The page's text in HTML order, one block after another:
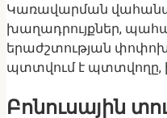
Կառավարման
խաղադրույքներ,
երաժշտության
պտտվում է պտտվողը,
Բոնուսային